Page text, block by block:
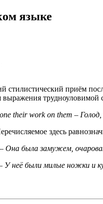
языке
стилистический приём
трудноуловимой
their work on them – Голод
здесь
– Она была замужем,
Унеёбыли милые ножки и